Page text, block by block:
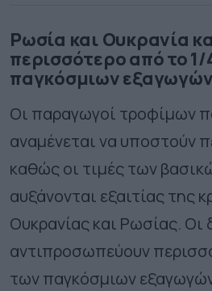
Ρωσία και Ουκρανία
περισσότερο από το 1/
παγκόσμιων εξαγωγών
Οι παραγωγοί τροφίμων
αναμένεται να υποστούν
καθώς οι τιμές των
αυξάνονται εξαιτίας της
Ουκρανίας και Ρωσίας. Οι
αντιπροσωπεύουν
των παγκόσμιων